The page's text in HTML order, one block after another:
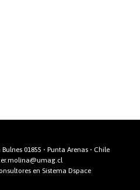
01855 • Punta Arenas • Chile
en Sistema Dspace